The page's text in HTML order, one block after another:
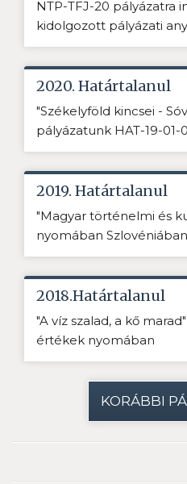
NTP-TFJ-20 pályázatra
kidolgozott pályázati
2020. Határtalanul
"Székelyföld kincsei -
pályázatunk HAT-19-01-
2019. Határtalanul
"Magyar történelmi és
nyomában
2018.Határtalanul
"A víz szalad, a kő
értékek nyomában
KORÁBBI